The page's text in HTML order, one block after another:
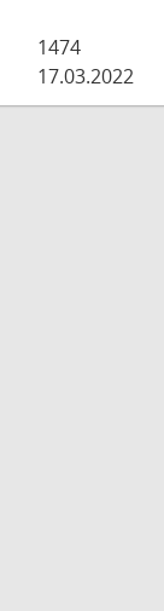
1474
17.03.2022